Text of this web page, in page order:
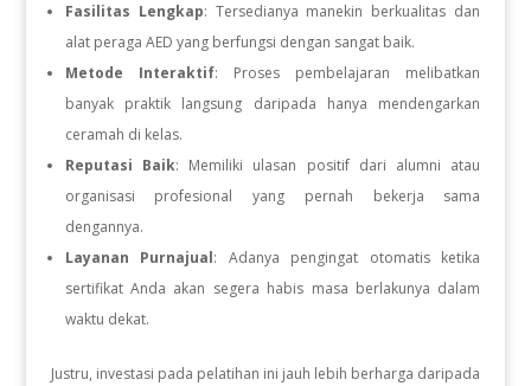
Fasilitas Lengkap: Tersedianya manekin berkualitas dan
alat peraga AED yang berfungsi dengan sangat baik.
Metode Interaktif: Proses pembelajaran melibatkan
banyak praktik langsung daripada hanya mendengarkan
ceramah di kelas.
Reputasi Baik: Memiliki ulasan positif dari alumni atau
organisasi profesional yang pernah bekerja sama
dengannya.
Layanan Purnajual: Adanya pengingat otomatis ketika
sertifikat Anda akan segera habis masa berlakunya dalam
waktu dekat.
Justru, investasi pada pelatihan ini jauh lebih berharga daripada